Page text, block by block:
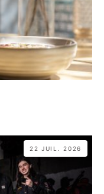
22 JUIL. 2026